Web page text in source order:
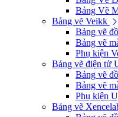
Bảng Vẽ
Bảng vẽ Veikk
Bảng vẽ
Bảng vẽ
Phụ kiện
Bảng vẽ điện tử
Bảng vẽ
Bảng vẽ
Phụ kiện
Bảng vẽ